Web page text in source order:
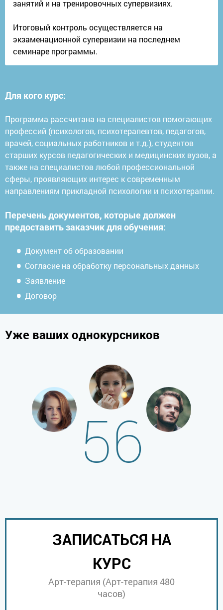
занятий и на тренировочных супервизиях.
Итоговый контроль осуществляется на
экзаменационной супервизии на последнем
семинаре программы.
Для кого курс:
Программа рассчитана на специалистов помогающих
профессий (психологов, психотерапевтов, педагогов,
врачей, социальных работников и т.д.), студентов
старших курсов педагогических и медицинских вузов, а
также на специалистов любой профессиональной
сферы, проявляющих интерес к современным
направлениям прикладной психологии и психотерапии.
Перечень документов, которые должен
предоставить заказчик для обучения:
Документ об образовании
Согласие на обработку персональных данных
Заявление
Договор
Уже ваших однокурсников
56
ЗАПИСАТЬСЯ НА
КУРС
Арт-терапия (Арт-терапия 480
часов)